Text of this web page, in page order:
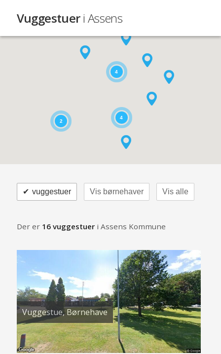
Vuggestueri Assens
4
2
4
vuggestuer
✔ Vis børnehaver Vis alle
Der er 16 vuggestueri Assens Kommune
Vuggestue, Børnehave